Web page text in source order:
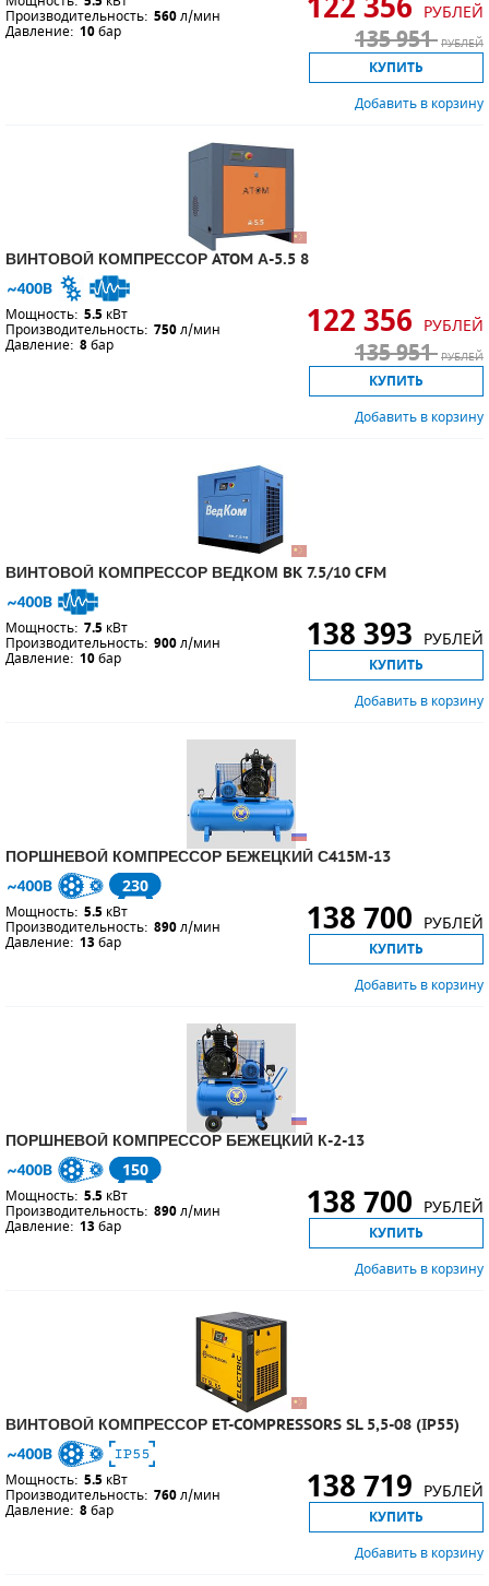
Производительность: 560л/мин
Давление: 10бар
РУБЛЕЙ
135 951 РУБЛЕЙ
КУПИТЬ
Добавить в корзину
ВИНТОВОЙ КОМПРЕССОР ATOM А-5.5 8
Мощность: 5.5 кВт
Производительность: 750л/мин
Давление: 8бар
122 356 РУБЛЕЙ
135 951 РУБЛЕЙ
КУПИТЬ
Добавить в корзину
ВИНТОВОЙ КОМПРЕССОР ВЕДКОМ BK 7.5/10 CFM
Мощность: 7.5 кВт
Производительность: 900л/мин
Давление: 10бар
138 393 РУБЛЕЙ
КУПИТЬ
Добавить в корзину
ПОРШНЕВОЙ КОМПРЕССОР БЕЖЕЦКИЙ С415М-13
230
Мощность: 5.5 кВт
Производительность: 890л/мин
Давление: 13 бар
138 700 РУБЛЕЙ
КУПИТЬ
Добавить в корзину
ПОРШНЕВОЙ КОМПРЕССОР БЕЖЕЦКИЙ К-2-13
150
Мощность: 5.5 кВт
Производительность: 890л/мин
Давление: 13 бар
138 700 РУБЛЕЙ
КУПИТЬ
Добавить в корзину
ВИНТОВОЙ КОМПРЕССОР ET-COMPRESSORS SL 5,5-08 (IP55)
Мощность: 5.5 кВт
Производительность: 760л/мин
Давление: 8бар
138 719 РУБЛЕЙ
КУПИТЬ
Добавить в корзину